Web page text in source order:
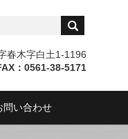
春木字白土1-1196
：0561-38-5171
問い合わせ